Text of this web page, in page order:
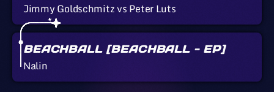
Jimmy Goldschmitz vs Peter Luts
BEACHBALL [BEACHBALL - EP]
Nalin